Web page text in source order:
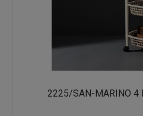
2225/SAN-MARINO 4